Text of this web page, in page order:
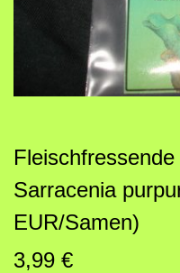
Sarracenia
EUR/Samen)
3,99 €